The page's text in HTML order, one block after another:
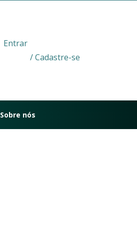
Entrar
/ Cadastre-se
Sobre nós